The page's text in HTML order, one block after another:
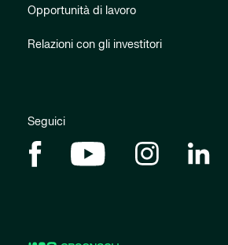
Opportunità di lavoro
Relazioni con gli investitori
Seguici